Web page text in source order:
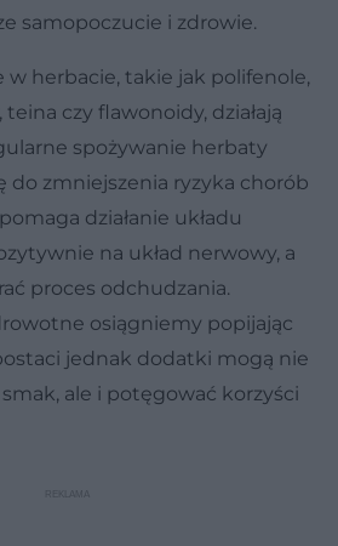
samopoczucie i zdrowie.
w herbacie, takie jak polifenole,
czy flawonoidy, działają
spożywanie herbaty
do zmniejszenia ryzyka chorób
działanie układu
na układ nerwowy, a
proces odchudzania.
osiągniemy popijając
jednak dodatki mogą nie
ale i potęgować korzyści